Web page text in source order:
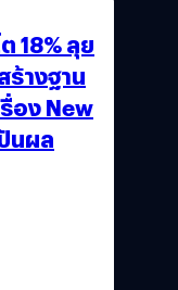
18% ลุย
างฐาน
อง New
นผล